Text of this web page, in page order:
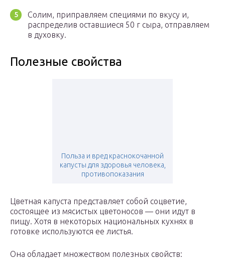
Солим, приправляем специями по вкусу и,
распределив оставшиеся 50 г сыра, отправляем
в духовку.
Полезные свойства
Польза и вред краснокочанной
капусты для здоровья человека,
противопоказания
Цветная капуста представляет собой соцветие,
состоящее из мясистых цветоносов — они идут в
пищу. Хотя в некоторых национальных кухнях в
готовке используются ее листья.
Она обладает множеством полезных свойств: